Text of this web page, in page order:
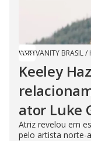
VANITY BRASIL/
Keeley
ator Luke
Atriz revelou em
pelo artista norte-